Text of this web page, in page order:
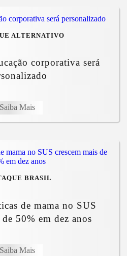
ALTERNATIVO
corporativa será
Saiba Mais
BRASIL
de mama no SUS
de 50% em dez anos
Saiba Mais